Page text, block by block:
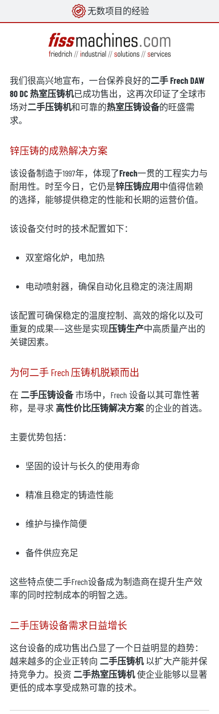
无数项目的经验
我们很高兴地宣布，一台保养良好的二手 Frech DAW
80 DC 热室压铸机已成功售出，这再次印证了全球市
场对二手压铸机和可靠的热室压铸设备的旺盛需
求。
锌压铸的成熟解决方案
该设备制造于1997年，体现了Frech一贯的工程实力与
耐用性。时至今日，它仍是锌压铸应用中值得信赖
的选择，能够提供稳定的性能和长期的运营价值。
该设备交付时的技术配置如下：
双室熔化炉，电加热
电动喷射器，确保自动化且稳定的浇注周期
该配置可确保稳定的温度控制、高效的熔化以及可
重复的成果——这些是实现压铸生产中高质量产出的
关键因素。
为何二手 Frech 压铸机脱颖而出
在 二手压铸设备市场中，Frech 设备以其可靠性著
称，是寻求 高性价比压铸解决方案 的企业的首选。
主要优势包括：
坚固的设计与长久的使用寿命
精准且稳定的铸造性能
维护与操作简便
备件供应充足
这些特点使二手Frech设备成为制造商在提升生产效
率的同时控制成本的明智之选。
二手压铸设备需求日益增长
这台设备的成功售出凸显了一个日益明显的趋势：
越来越多的企业正转向 二手压铸机以扩大产能并保
持竞争力。投资 二手热室压铸机使企业能够以显著
更低的成本享受成熟可靠的技术。